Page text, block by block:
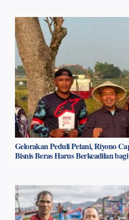
Gelorakan Peduli Petani, Riyono
Bisnis Beras Harus Berkeadilan